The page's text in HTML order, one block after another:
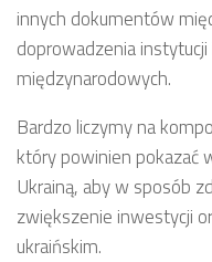
innych dokumentów
doprowadzenia
międzynarodowych.
Bardzo liczymy na
który powinien pokazać
Ukrainą, aby w sposób
zwiększenie inwestycji
ukraińskim.